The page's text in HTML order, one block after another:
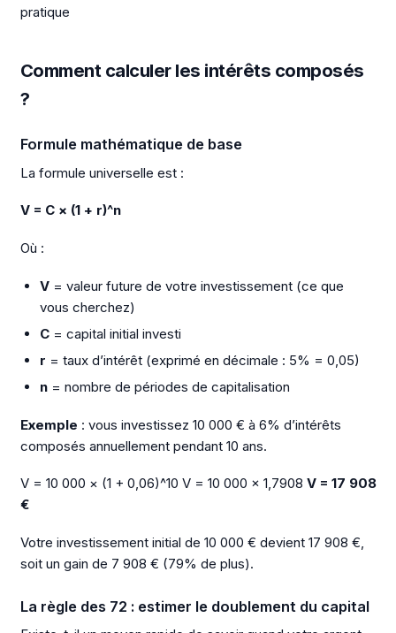
pratique
Comment calculer les intérêts composés
?
Formule mathématique de base
La formule universelle est :
V = C × (1 + r)^n
Où :
V = valeur future de votre investissement (ce que
vous cherchez)
C = capital initial investi
r = taux d’intérêt (exprimé en décimale : 5% = 0,05)
n = nombre de périodes de capitalisation
Exemple : vous investissez 10 000 € à 6% d’intérêts
composés annuellement pendant 10 ans.
V = 10 000 × (1 + 0,06)^10 V = 10 000 × 1,7908 V = 17 908
€
Votre investissement initial de 10 000 € devient 17 908 €,
soit un gain de 7 908 € (79% de plus).
La règle des 72 : estimer le doublement du capital